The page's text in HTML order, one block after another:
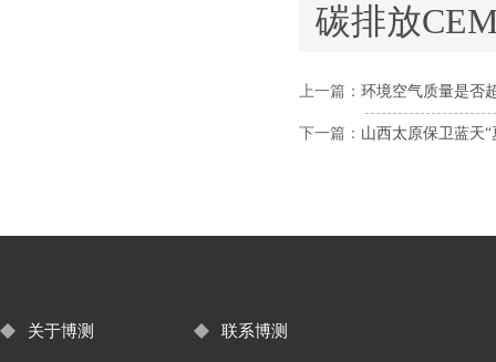
碳排放
上一篇： 环境空气质量是否
下一篇： 山西太原保卫蓝天
关于博测 联系博测